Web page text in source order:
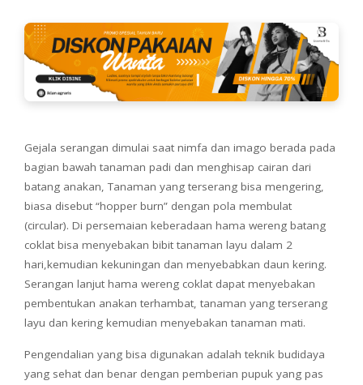
Gejala serangan dimulai saat nimfa dan imago berada pada
bagian bawah tanaman padi dan menghisap cairan dari
batang anakan, Tanaman yang terserang bisa mengering,
biasa disebut “hopper burn” dengan pola membulat
(circular). Di persemaian keberadaan hama wereng batang
coklat bisa menyebakan bibit tanaman layu dalam 2
hari,kemudian kekuningan dan menyebabkan daun kering.
Serangan lanjut hama wereng coklat dapat menyebakan
pembentukan anakan terhambat, tanaman yang terserang
layu dan kering kemudian menyebakan tanaman mati.
Pengendalian yang bisa digunakan adalah teknik budidaya
yang sehat dan benar dengan pemberian pupuk yang pas